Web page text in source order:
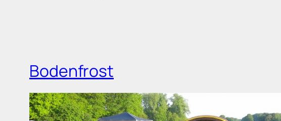
Bodenfrost